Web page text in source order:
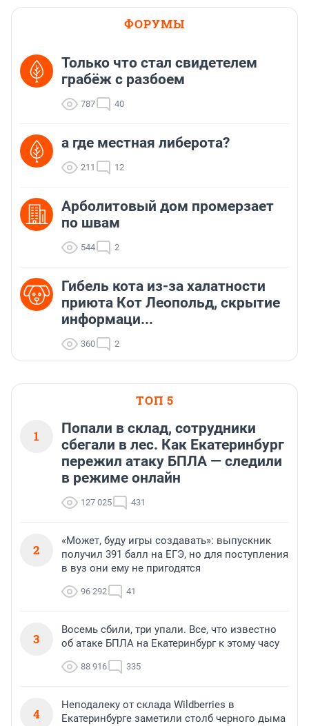
ФОРУМЫ
Только что стал свидетелем
грабёж с разбоем
787 40
а где местная либерота?
211 12
Арболитовый дом промерзает
по швам
544 2
Гибель кота из-за халатности
приюта Кот Леопольд, скрытиe
информаци...
360 2
ТОП 5
1
Попали в склад, сотрудники
сбегали в лес. Как Екатеринбург
пережил атаку БПЛА — следили
в режиме онлайн
127 025 431
2
«Может, буду игры создавать»: выпускник
получил 391 балл на ЕГЭ, но для поступления
в вуз они ему не пригодятся
96 292 41
3
Восемь сбили, три упали. Все, что известно
об атаке БПЛА на Екатеринбург к этому часу
88 916 335
4
Неподалеку от склада Wildberries в
Екатеринбурге заметили столб черного дыма